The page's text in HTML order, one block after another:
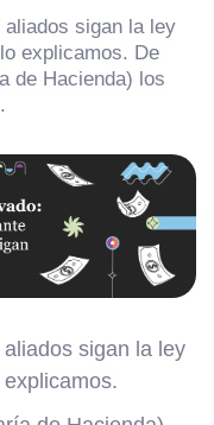
sigan la ley
explicamos. De
de Hacienda) los
sigan la ley